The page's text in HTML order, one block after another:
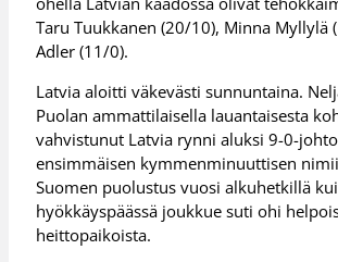
Taru Tuukkanen (20/10), Minna Myllylä
Adler (11/0).
Latvia aloitti väkevästi sunnuntaina.
Puolan ammattilaisella lauantaisesta
vahvistunut Latvia rynni aluksi 9-0-
ensimmäisen kymmenminuuttisen
Suomen puolustus vuosi alkuhetkillä
hyökkäyspäässä joukkue suti ohi
heittopaikoista.